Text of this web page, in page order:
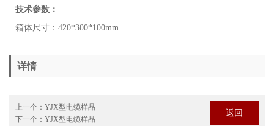
技术参数：
箱体尺寸：420*300*100mm
详情
上一个： YJX型电缆样品
下一个： YJX型电缆样品
返回